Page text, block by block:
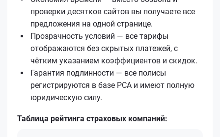
проверки десятков сайтов вы получаете все
предложения на одной странице.
Прозрачность условий — все тарифы
отображаются без скрытых платежей, с
чётким указанием коэффициентов и скидок.
Гарантия подлинности — все полисы
регистрируются в базе РСА и имеют полную
юридическую силу.
Таблица рейтинга страховых компаний: